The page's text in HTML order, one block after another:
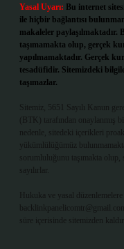
Yasal Uyarı: Bu internet
ile hiçbir bağlantısı
makaleler
taşımamakta olup, gerçek
yapılmamaktadır. Gerçek
tesadüfidir. Sitemizdeki
taşımazlar.
Sitemiz, 5651 Sayılı Kanun
(BTK) tarafından onaylanmış
nedenle, sitedeki içerikleri
yükümlülüğümüz
sorumluluğunu taşımakta
sayılırlar.
Hukuka ve yasal
backlinkpanelicomtr@gmail.com
süre içerisinde sitemizden